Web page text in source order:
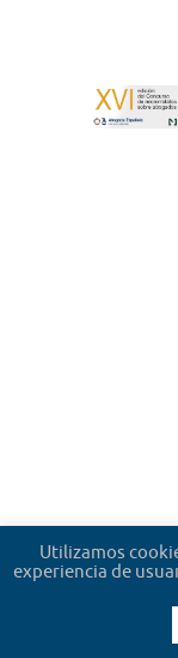
Utilizamos
experiencia de